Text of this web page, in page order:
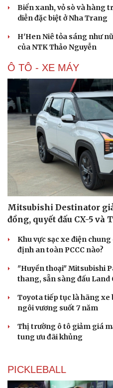
Du lịch
Tư vấn
Săn Tour
check-in
Biển xanh, vỏ sò và hàng
diễn đặc biệt ở Nha Trang
H'Hen Niê tỏa sáng như
của NTK Thảo Nguyễn
Ô TÔ - XE MÁY
Mitsubishi Destinator
đồng, quyết đấu CX-5 và
Khu vực sạc xe điện
định an toàn PCCC nào?
"Huyền thoại" Mitsubishi
thang, sẵn sàng đấu Land
Toyota tiếp tục là hãng xe
ngôi vương suốt 7 năm
Thị trường ô tô giảm giá
tung ưu đãi khủng
PICKLEBALL